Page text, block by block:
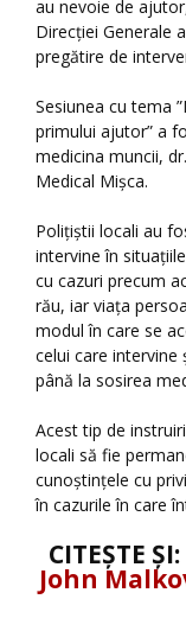
au nevoie de
Direcției Generale
pregătire de
Sesiunea cu tema
primului ajutor” a
medicina muncii,
Medical Mișca.
Polițiștii locali au
intervine în
cu cazuri precum
rău, iar viața
modul în care se
celui care intervine
până la sosirea
Acest tip de
locali să fie
cunoștințele cu
în cazurile în care
CITEȘTE ȘI:
John